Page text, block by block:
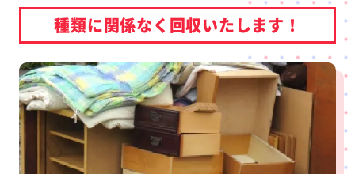
種類に関係なく回収いたします！